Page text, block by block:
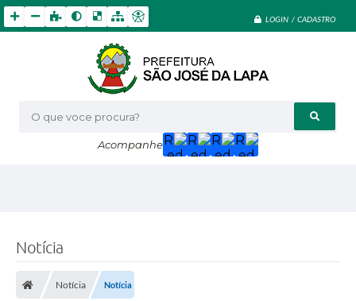
LOGIN / CADASTRO
O que voce procura?
Acompanhe
Notícia
Notícia Notícia